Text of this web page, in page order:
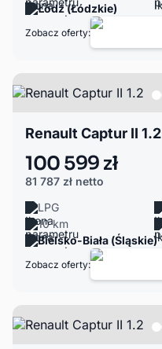
Łódź (Łódzkie)
Zobacz oferty:
Renault Captur II 1.2
100 599 zł
81 787 zł netto
LPG
10 km
Bielsko-Biała (Śląskie)
Zobacz oferty: